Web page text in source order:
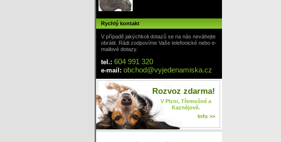
Rychlý kontakt
V případě jakýchkoli dotazů se na nás neváhejte
obrátit. Rádi zodpovíme Vaše telefonické nebo e-
mailové dotazy.
tel.: 604 991 320
e-mail: obchod@vyjedenamiska.cz
Rozvoz zdarma!
V Plzni, Třemošné a
Kaznějově.
Info >>